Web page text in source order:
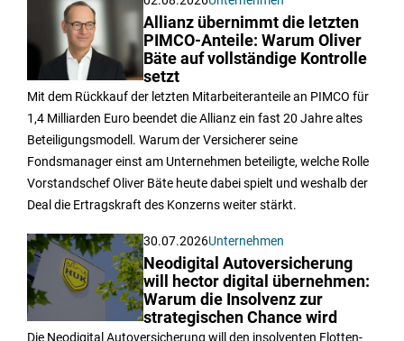
Allianz übernimmt die letzten
PIMCO-Anteile: Warum Oliver
Bäte auf vollständige Kontrolle
setzt
Mit dem Rückkauf der letzten Mitarbeiteranteile an PIMCO für
1,4 Milliarden Euro beendet die Allianz ein fast 20 Jahre altes
Beteiligungsmodell. Warum der Versicherer seine
Fondsmanager einst am Unternehmen beteiligte, welche Rolle
Vorstandschef Oliver Bäte heute dabei spielt und weshalb der
Deal die Ertragskraft des Konzerns weiter stärkt.
30.07.2026Unternehmen
Neodigital Autoversicherung
will hector digital übernehmen:
Warum die Insolvenz zur
strategischen Chance wird
Die Neodigital Autoversicherung will den insolventen Flotten-